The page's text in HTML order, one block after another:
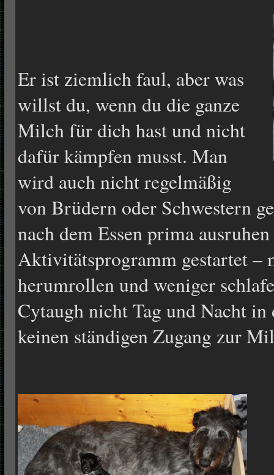
Er ist ziemlich faul, aber was
willst du, wenn du die ganze
Milch für dich hast und nicht
dafür kämpfen musst. Man
wird auch nicht regelmäßig
von Brüdern oder Schwestern
nach dem Essen prima
Aktivitätsprogramm gestartet –
herumrollen und weniger
Cytaugh nicht Tag und Nacht
keinen ständigen Zugang zur